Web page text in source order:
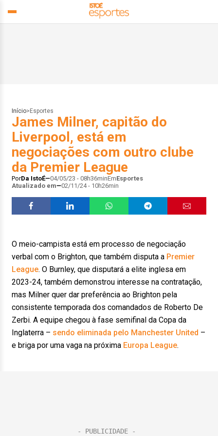
Início> Esportes
James Milner, capitão do
Liverpool, está em
negociações com outro clube
da Premier League
PorDa IstoÉ 04/05/23 - 08h36minEmEsportes
Atualizado em
02/11/24 - 10h26min
O meio-campista está em processo de negociação
verbal com o Brighton, que também disputa a Premier
League. O Burnley, que disputará a elite inglesa em
2023-24, também demonstrou interesse na contratação,
mas Milner quer dar preferência ao Brighton pela
consistente temporada dos comandados de Roberto De
Zerbi. A equipe chegou à fase semifinal da Copa da
Inglaterra – sendo eliminada pelo Manchester United –
e briga por uma vaga na próxima Europa League.